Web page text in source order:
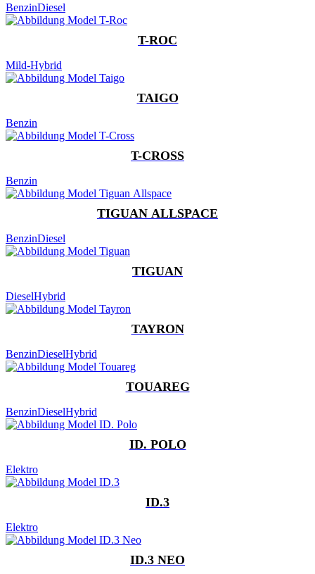
BenzinDiesel
T-ROC
Mild-Hybrid
TAIGO
Benzin
T-CROSS
Benzin
TIGUAN ALLSPACE
BenzinDiesel
TIGUAN
DieselHybrid
TAYRON
BenzinDieselHybrid
TOUAREG
BenzinDieselHybrid
ID. POLO
Elektro
ID.3
Elektro
ID.3 NEO